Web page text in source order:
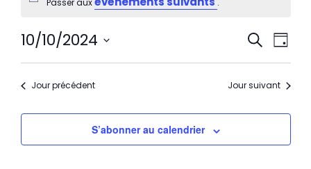
Passer aux
.
et
de
vues
Recherche
de
Jour
10/10/2024
date.
Jour précédent Jour suivant
S’abonner au calendrier